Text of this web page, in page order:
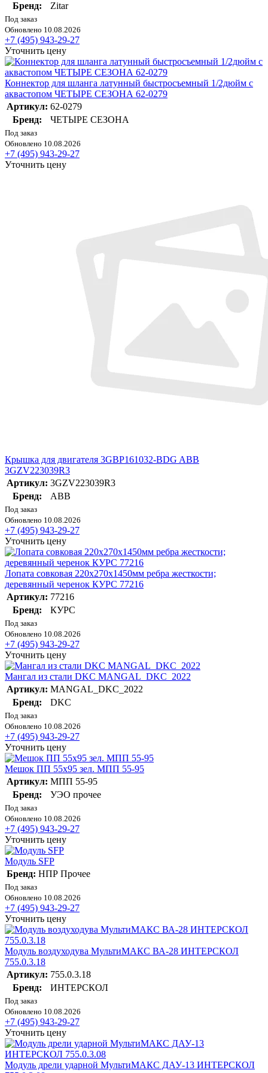
Бренд:
Zitar
Под заказ
Обновлено 10.08.2026
+7 (495) 943-29-27
Уточнить цену
Коннектор для шланга латунный быстросъемный 1/2дюйм с
аквастопом ЧЕТЫРЕ СЕЗОНА 62-0279
Артикул: 62-0279
Бренд:
ЧЕТЫРЕ СЕЗОНА
Под заказ
Обновлено 10.08.2026
+7 (495) 943-29-27
Уточнить цену
Крышка для двигателя 3GBP161032-BDG ABB
3GZV223039R3
Артикул: 3GZV223039R3
Бренд:
ABB
Под заказ
Обновлено 10.08.2026
+7 (495) 943-29-27
Уточнить цену
Лопата совковая 220х270х1450мм ребра жесткости;
деревянный черенок КУРС 77216
Артикул: 77216
Бренд:
КУРС
Под заказ
Обновлено 10.08.2026
+7 (495) 943-29-27
Уточнить цену
Мангал из стали DKC MANGAL_DKC_2022
Артикул: MANGAL_DKC_2022
Бренд:
DKC
Под заказ
Обновлено 10.08.2026
+7 (495) 943-29-27
Уточнить цену
Мешок ПП 55х95 зел. МПП 55-95
Артикул: МПП 55-95
Бренд:
УЭО прочее
Под заказ
Обновлено 10.08.2026
+7 (495) 943-29-27
Уточнить цену
Модуль SFP
Бренд: НПР Прочее
Под заказ
Обновлено 10.08.2026
+7 (495) 943-29-27
Уточнить цену
Модуль воздуходува МультиМАКС ВА-28 ИНТЕРСКОЛ
755.0.3.18
Артикул: 755.0.3.18
Бренд:
ИНТЕРСКОЛ
Под заказ
Обновлено 10.08.2026
+7 (495) 943-29-27
Уточнить цену
Модуль дрели ударной МультиМАКС ДАУ-13 ИНТЕРСКОЛ